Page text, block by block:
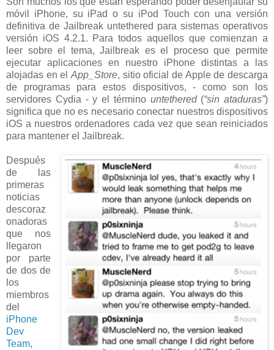
móvil iPhone, su iPad o su iPod Touch con una versión
definitiva de Jailbreak untethered para sistemas operativos
versión iOS 4.2.1. Para todos aquellos que comienzan a
leer sobre el tema, Jailbreak es el proceso que permite
ejecutar aplicaciones en nuestro iPhone distintas a las
alojadas en el App_Store, sitio oficial de Apple de descarga
de programas para estos dispositivos, - como son los
servidores Cydia - y el término untethered(“sin ataduras”)
significa que no es necesario conectar nuestros dispositivos
iOS a nuestros ordenadores cada vez que sean reiniciados
para mantener el Jailbreak.
Después
de las
primeras
noticias
descoraz
onadoras
que nos
llegaron
por parte
de dos de
los
miembros
del
iPhone
Dev
Team,